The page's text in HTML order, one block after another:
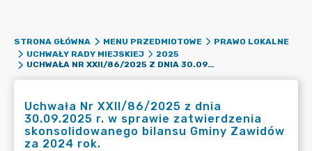
STRONA GŁÓWNA MENU PRZEDMIOTOWE
PRAWO LOKALNE
UCHWAŁY RADY MIEJSKIEJ
2025
UCHWAŁA NR XXII/86/2025 Z DNIA 30.09.2025 R. W SPRAWIE ZATWIERDZENIA SKONSOLIDOWANEGO BILANSU GMINY ZAWIDÓW ZA 2024 ROK.
Uchwała Nr XXII/86/2025 z dnia
30.09.2025 r. w sprawie zatwierdzenia
skonsolidowanego bilansu Gminy Zawidów
za 2024 rok.